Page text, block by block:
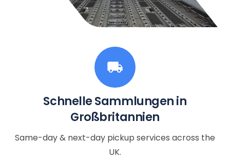
local_shipping
Schnelle Sammlungen in
Großbritannien
Same-day & next-day pickup services across the
UK.